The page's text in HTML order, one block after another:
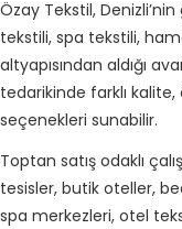
Özay Tekstil,
tekstili, spa tekstili,
altyapısından aldığı
tedarikinde farklı
seçenekleri sunabilir.
Toptan satış odaklı
tesisler, butik oteller,
spa merkezleri, otel